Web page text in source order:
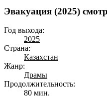
Эвакуация (2025)
Год выхода:
2025
Страна:
Казахстан
Жанр:
Драмы
Продолжительность:
80 мин.